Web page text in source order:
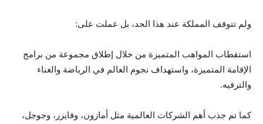
ولم تتوقف المملكة عند هذا الحد، بل عملت على:
استقطاب المواهب المتميزة من خلال إطلاق مجموعة من برامج
الإقامة المتميزة، واستهداف نجوم العالم في الرياضة والغناء
والترفيه.
كما تم جذب أهم الشركات العالمية مثل أمازون، وفايزر، وجوجل،